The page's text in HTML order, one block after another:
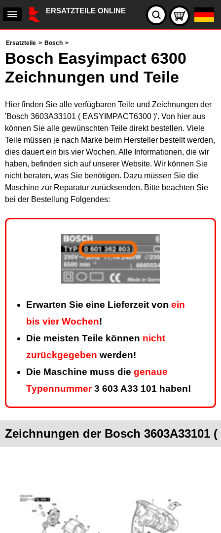
ERSATZTEILE ONLINE
Ersatzteile > Bosch >
Bosch Easyimpact 6300
Zeichnungen und Teile
Hier finden Sie alle verfügbaren Teile und Zeichnungen der
'Bosch 3603A33101 ( EASYIMPACT6300 )'. Von hier aus
können Sie alle gewünschten Teile direkt bestellen. Viele
Teile müssen je nach Marke beim Hersteller bestellt werden,
dies dauert ein bis vier Wochen. Alle Informationen, die wir
haben, befinden sich auf unserer Website. Wir können Sie
nicht beraten, was Sie benötigen. Dazu müssen Sie die
Maschine zur Reparatur zurücksenden. Bitte beachten Sie
bei der Bestellung Folgendes:
Erwarten Sie eine Lieferzeit von ein
bis vier Wochen!
Die meisten Teile können nicht
zurückgegeben werden!
Die Maschine muss die genaue
Typennummer3 603 A33 101 haben!
Zeichnungen der Bosch 3603A33101 (